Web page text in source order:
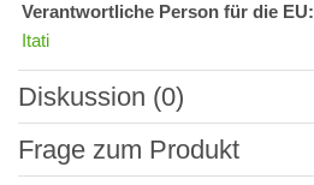
Verantwortliche Person für die EU:
Itati
Diskussion (0)
Neuer Kommentar
Frage zum Produkt